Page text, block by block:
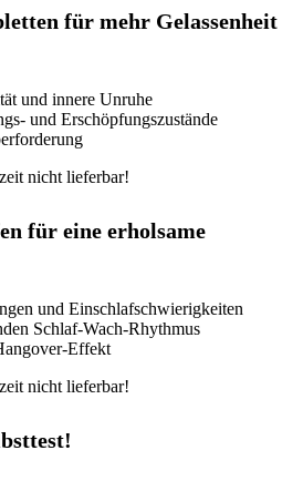
für mehr Gelassenheit
und innere Unruhe
und Erschöpfungszustände
nicht lieferbar!
für eine erholsame
und Einschlafschwierigkeiten
Schlaf-Wach-Rhythmus
Effekt
nicht lieferbar!